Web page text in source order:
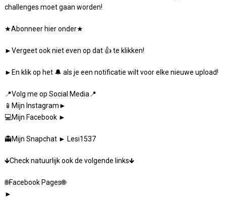
challenges moet gaan worden!
★Abonneer hier onder★
►Vergeet ook niet even op dat 👍 te klikken!
►En klik op het 🔔 als je een notificatie wilt voor elke nieuwe upload!
📍Volg me op Social Media📍
📱Mijn Instagram►
💻Mijn Facebook ►
👻Mijn Snapchat ► Lesi1537
🡻Check natuurlijk ook de volgende links🡻
🌐Facebook Pages🌐
►